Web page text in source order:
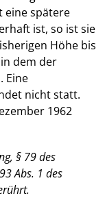
eine spätere
ist, so ist sie
Höhe bis
dem der
Eine
nicht statt.
1962
§ 79 des
Abs. 1 des